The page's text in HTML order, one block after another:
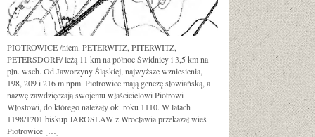
PIOTROWICE /niem. PETERWITZ, PITERWITZ,
PETERSDORF/ leżą 11 km na północ Świdnicy i 3,5 km na
płn. wsch. Od Jaworzyny Śląskiej, najwyższe wzniesienia,
198, 209 i 216 m npm. Piotrowice mają genezę słowiańską, a
nazwę zawdzięczają swojemu właścicielowi Piotrowi
Włostowi, do którego należały ok. roku 1110. W latach
1198/1201 biskup JAROSLAW z Wrocławia przekazał wieś
Piotrowice […]